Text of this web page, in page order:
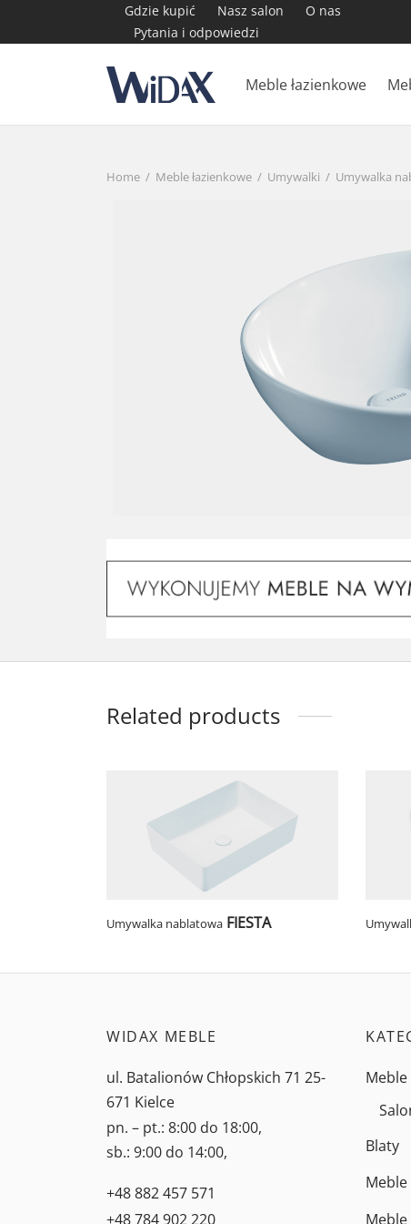
Gdzie kupić Nasz salon
O nas
Pytania i odpowiedzi
Meble łazienkowe
Home / Meble łazienkowe / Umywalki / Umywalka
Related products
Umywalka nablatowa FIESTA
WIDAX MEBLE
ul. Batalionów Chłopskich 71 25-
671 Kielce
pn. – pt.: 8:00 do 18:00,
sb.: 9:00 do 14:00,
+48 882 457 571
+48 784 902 220
Meble
Blaty